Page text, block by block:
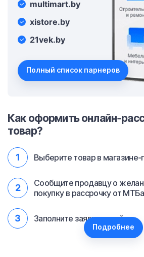
multimart.by
xistore.by
21vek.by
Полный список парнеров
Как оформить онлайн-
товар?
Выберите товар в магазине-
Сообщите продавцу о
покупку в рассрочку от
Заполните заявку онлайн
Подробнее